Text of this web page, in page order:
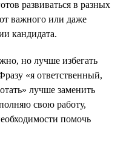
развиваться в разных
важного или даже
кандидата.
но лучше избегать
«я ответственный,
лучше заменить
свою работу,
помочь